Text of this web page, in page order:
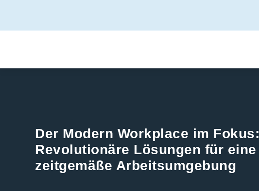
Der Modern Workplace im Fokus:
Revolutionäre Lösungen für eine
zeitgemäße Arbeitsumgebung